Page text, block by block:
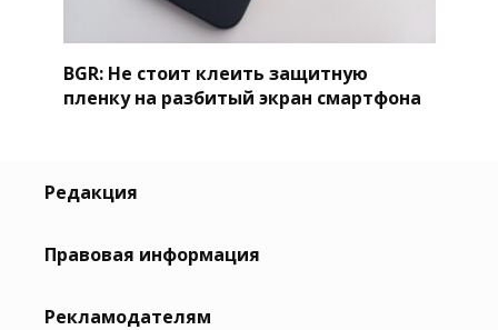
BGR: Не стоит клеить защитную
пленку на разбитый экран смартфона
Редакция
Правовая информация
Рекламодателям